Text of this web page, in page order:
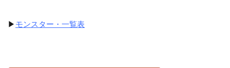
▶ モンスター・一覧表